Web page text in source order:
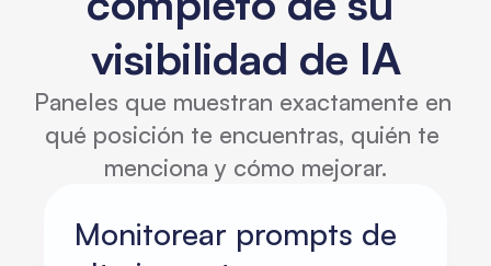
visibilidad de IA
Paneles que muestran exactamente en
qué posición te encuentras, quién te
menciona y cómo mejorar.
Monitorear prompts de